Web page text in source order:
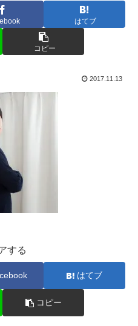
はてブ
コピー
2017.11.13
する
はてブ
コピー